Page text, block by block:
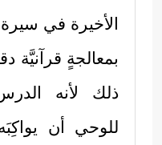
الأخيرة في سيرة
بمعالجةٍ قرآنيَّة
ذلك لأنه
للوحي أن